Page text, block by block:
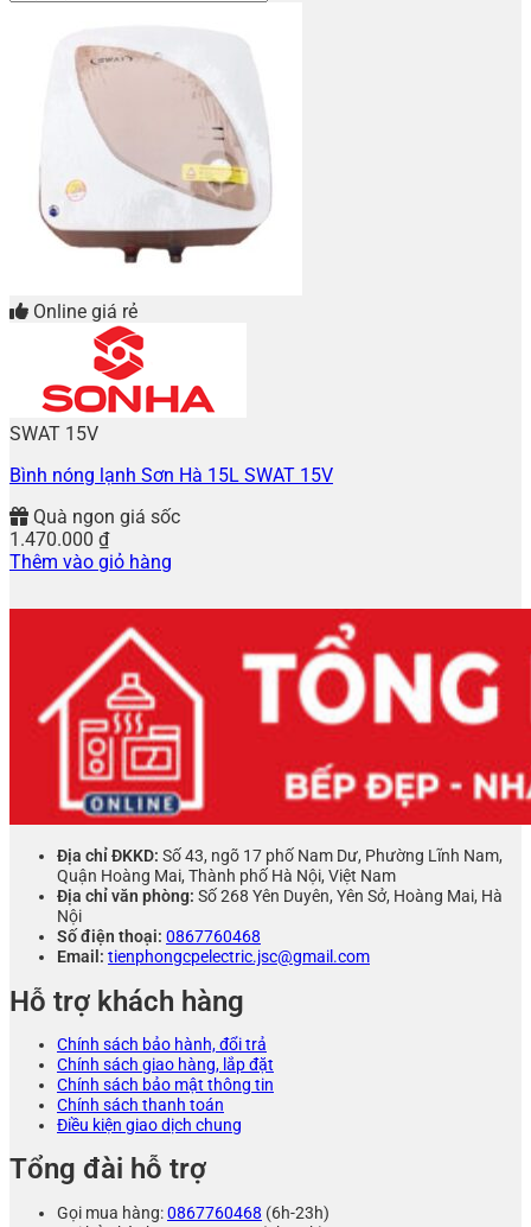
Online giá rẻ
SWAT 15V
Bình nóng lạnh Sơn Hà 15L SWAT 15V
Quà ngon giá sốc
1.470.000 ₫
Thêm vào giỏ hàng
Địa chỉ ĐKKD: Số 43, ngõ 17 phố Nam Dư, Phường Lĩnh Nam,
Quận Hoàng Mai, Thành phố Hà Nội, Việt Nam
Địa chỉ văn phòng: Số 268 Yên Duyên, Yên Sở, Hoàng Mai, Hà
Nội
Số điện thoại: 0867760468
Email: tienphongcpelectric.jsc@gmail.com
Hỗ trợ khách hàng
Chính sách bảo hành, đổi trả
Chính sách giao hàng, lắp đặt
Chính sách bảo mật thông tin
Chính sách thanh toán
Điều kiện giao dịch chung
Tổng đài hỗ trợ
Gọi mua hàng:0867760468 (6h-23h)